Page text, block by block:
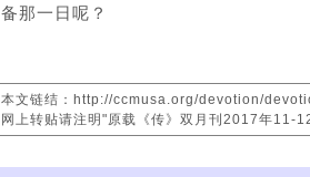
备那一日呢？
本文链结：http://ccmusa.org/devotion/
网上转贴请注明"原载《传》双月刊2017年11-